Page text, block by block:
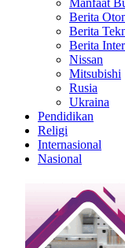
Manfaat
Berita
Berita
Berita
Nissan
Mitsubishi
Rusia
Ukraina
Pendidikan
Religi
Internasional
Nasional